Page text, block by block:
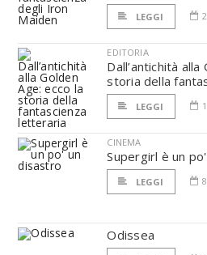
LEGGI
EDITORIA
Dall’antichità
storia della
LEGGI
CINEMA
Supergirl è un
LEGGI
Odissea